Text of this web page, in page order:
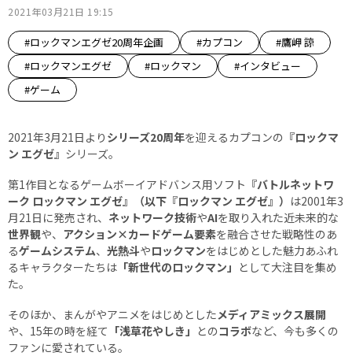
2021年03月21日 19:15
#ロックマンエグゼ20周年企画 #カプコン
#鷹岬 諒
#ロックマンエグゼ
#ロックマン
#インタビュー
#ゲーム
2021年3月21日より シリーズ20周年を迎えるカプコンの 『ロックマ
ン エグゼ』 シリーズ。
第1作目となるゲームボーイアドバンス用ソフト 『バトルネットワ
ーク ロックマン エグゼ』（以下『ロックマン エグゼ』） は2001年3
月21日に発売され、 ネットワーク技術やAIを取り入れた近未来的な
世界観や、 アクション×カードゲーム要素を融合させた戦略性のあ
るゲームシステム、 光熱斗やロックマンをはじめとした魅力あふれ
るキャラクターたちは 「新世代のロックマン」 として大注目を集め
た。
そのほか、まんがやアニメをはじめとしたメディアミックス展開
や、15年の時を経て 「浅草花やしき」 とのコラボなど、今も多くの
ファンに愛されている。